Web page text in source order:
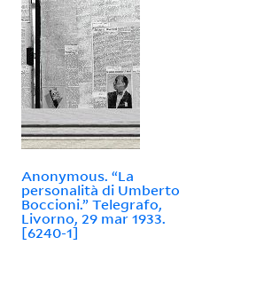
Anonymous. “La
personalità di Umberto
Boccioni.” Telegrafo,
Livorno, 29 mar 1933.
[6240-1]